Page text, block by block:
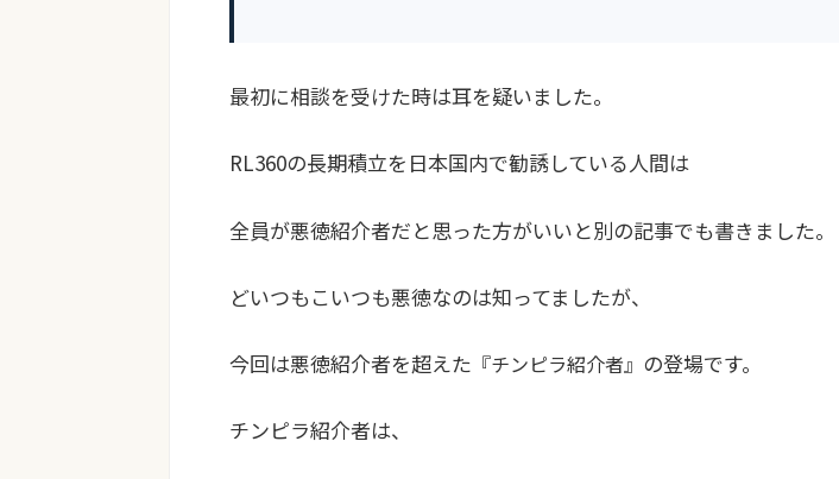
最初に相談を受けた時は耳を疑いました。
RL360の長期積立を日本国内で勧誘している人間は
全員が悪徳紹介者だと思った方がいいと別の記事でも書きました。
どいつもこいつも悪徳なのは知ってましたが、
今回は悪徳紹介者を超えた 『チンピラ紹介者』 の登場です。
チンピラ紹介者は、